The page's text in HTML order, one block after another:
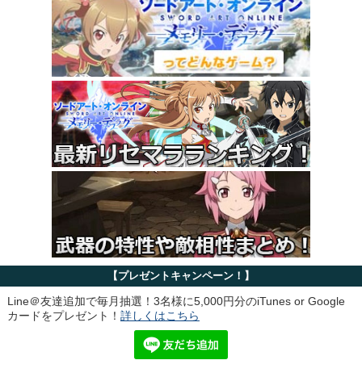
【プレゼントキャンペーン！】
Line＠友達追加で毎月抽選！3名様に5,000円分のiTunes or Google
カードをプレゼント！ 詳しくはこちら